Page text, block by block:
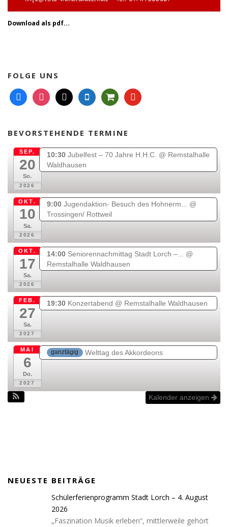
Download als pdf…
FOLGE UNS
f
a
e
o
i
n
t
g
r
m
m
a
l
m
o
e
s
h
p
c
a
r
y
o
t
b
BEVORSTEHENDE TERMINE
SEP.
20
So.
2026
10:30 Jubelfest – 70 Jahre H.H.C. @ Remstalhalle
Waldhausen
OKT.
10
Sa.
2026
9:00 Jugendaktion- Besuch des Hohnerm... @
Trossingen/ Rottweil
OKT.
17
Sa.
2026
14:00 Seniorennachmittag Stadt Lorch –... @
Remstalhalle Waldhausen
FEB.
27
Sa.
2027
19:30 Konzertabend @ Remstalhalle Waldhausen
MAI
6
Do.
2027
ganztägig Welttag des Akkordeons
Kalender anzeigen
NEUESTE BEITRÄGE
Schülerferienprogramm Stadt Lorch – 4. August
2026
„Faszination Musik erleben“, mittlerweile gehört